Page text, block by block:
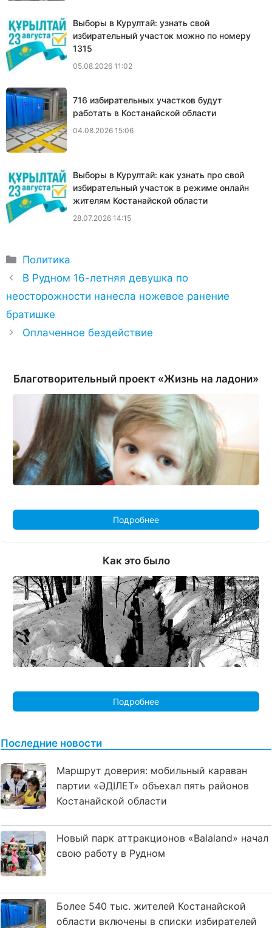
Выборы в Курултай: узнать свой
избирательный участок можно по номеру
1315
05.08.2026 11:02
716 избирательных участков будут
работать в Костанайской области
04.08.2026 15:06
Выборы в Курултай: как узнать про свой
избирательный участок в режиме онлайн
жителям Костанайской области
28.07.2026 14:15
Рубрики
Политика
В Рудном 16-летняя девушка по
неосторожности нанесла ножевое ранение
братишке
Оплаченное бездействие
Благотворительный проект «Жизнь на ладони»
Подробнее
Как это было
Подробнее
Последние новости
Маршрут доверия: мобильный караван
партии «ӘДІЛЕТ» объехал пять районов
Костанайской области
Новый парк аттракционов «Balaland» начал
свою работу в Рудном
Более 540 тыс. жителей Костанайской
области включены в списки избирателей